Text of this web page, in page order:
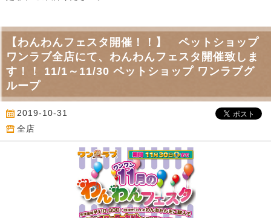
【わんわんフェスタ開催！！】 ペットショップ
ワンラブ全店にて、わんわんフェスタ開催致しま
す！！ 11/1～11/30 ペットショップ ワンラブグ
ループ
2019-10-31
全店